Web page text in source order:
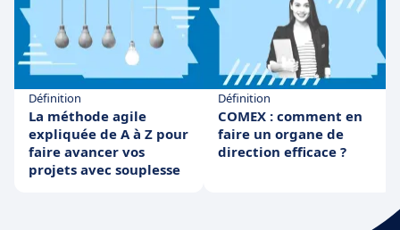
Définition
La méthode agile
expliquée de A à Z pour
faire avancer vos
projets avec souplesse
Définition
COMEX : comment en
faire un organe de
direction efficace ?